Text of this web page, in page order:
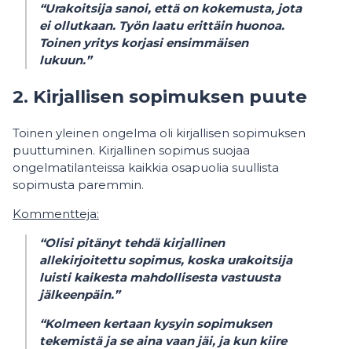
“Urakoitsija sanoi, että on kokemusta, jota
ei ollutkaan. Työn laatu erittäin huonoa.
Toinen yritys korjasi ensimmäisen
lukuun.”
2. Kirjallisen sopimuksen puute
Toinen yleinen ongelma oli kirjallisen sopimuksen
puuttuminen. Kirjallinen sopimus suojaa
ongelmatilanteissa kaikkia osapuolia suullista
sopimusta paremmin.
Kommentteja:
“Olisi pitänyt tehdä kirjallinen
allekirjoitettu sopimus, koska urakoitsija
luisti kaikesta mahdollisesta vastuusta
jälkeenpäin.”
“Kolmeen kertaan kysyin sopimuksen
tekemistä ja se aina vaan jäi, ja kun kiire